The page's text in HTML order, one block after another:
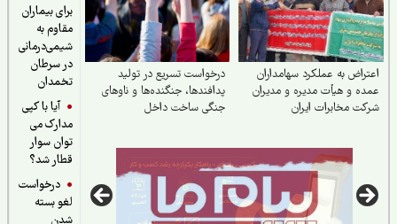
برای بیماران
مقاوم به
شیمی‌درمانی
در سرطان
تخمدان
آیا با کپی
مدارک می
توان سوار
قطار شد؟
درخواست
لغو بسته
به عملکرد سهامداران
و هیأت مدیره و مدیران
مخابرات ایران
درخواست تسریع در تولید
پدافندها، جنگنده‌ها و ناوهای
جنگی ساخت داخل